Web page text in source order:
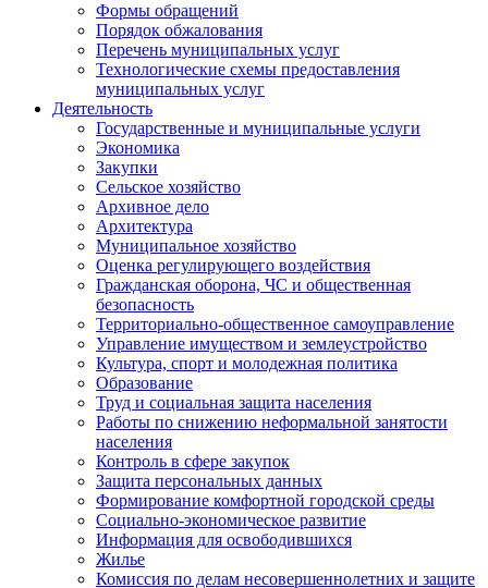
Формы обращений
Порядок обжалования
Перечень муниципальных услуг
Технологические схемы предоставления
муниципальных услуг
Деятельность
Государственные и муниципальные услуги
Экономика
Закупки
Сельское хозяйство
Архивное дело
Архитектура
Муниципальное хозяйство
Оценка регулирующего воздействия
Гражданская оборона, ЧС и общественная
безопасность
Территориально-общественное самоуправление
Управление имуществом и землеустройство
Культура, спорт и молодежная политика
Образование
Труд и социальная защита населения
Работы по снижению неформальной занятости
населения
Контроль в сфере закупок
Защита персональных данных
Формирование комфортной городской среды
Социально-экономическое развитие
Информация для освободившихся
Жилье
Комиссия по делам несовершеннолетних и защите